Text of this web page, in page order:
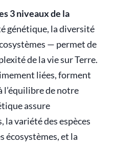
3 niveaux de la
génétique, la diversité
— permet de
de la vie sur Terre.
liées, forment
l’équilibre de notre
assure
la variété des espèces
écosystèmes, et la